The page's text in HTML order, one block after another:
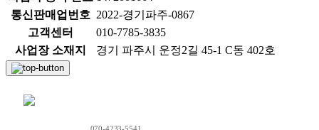
품명 및 모델명
품명:부기감소 눈찜질 안대
찜질팩 포함 냉찜질 온찜질 /
모델명:상세정보별도표시
등을 받았음을 확인할
통신판매업번호 2022-경기파주-0867
고객센터
010-7785-3835
사업장 소재지
경기 파주시 운정2길 45-1 C동 402호